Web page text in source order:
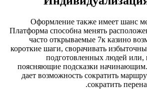
Оформление также имеет
Платформа способна менять
часто открываемые 7к
короткие шаги, сворачивать
подготовленных
поясняющие подсказки
дает возможность